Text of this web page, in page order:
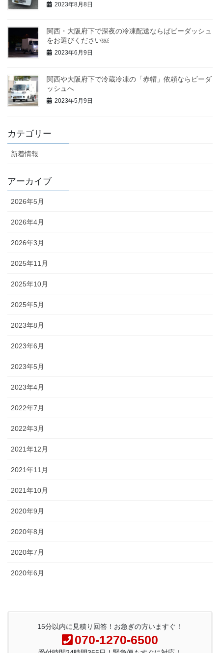
2023年8月8日
関西・大阪府下で深夜の冷凍配送ならばビーダッシュ
をお選びください￼
2023年6月9日
関西や大阪府下で冷蔵冷凍の「赤帽」依頼ならビーダ
ッシュへ
2023年5月9日
カテゴリー
新着情報
アーカイブ
2026年5月
2026年4月
2026年3月
2025年11月
2025年10月
2025年5月
2023年8月
2023年6月
2023年5月
2023年4月
2022年7月
2022年3月
2021年12月
2021年11月
2021年10月
2020年9月
2020年8月
2020年7月
2020年6月
15分以内に見積り回答！お急ぎの方いますぐ！
070-1270-6500